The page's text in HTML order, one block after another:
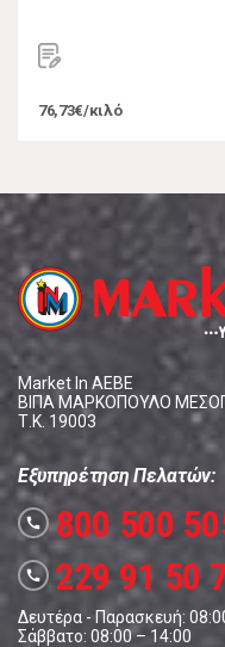
76,73€/κιλό
Market In ΑΕΒΕ
ΒΙΠΑ ΜΑΡΚΟΠΟΥΛΟ
Τ.Κ. 19003
Εξυπηρέτηση Πελατών:
call 800 500
call 229 91 50
Δευτέρα - Παρασκευή:
Σάββατο: 08:00 – 14:00